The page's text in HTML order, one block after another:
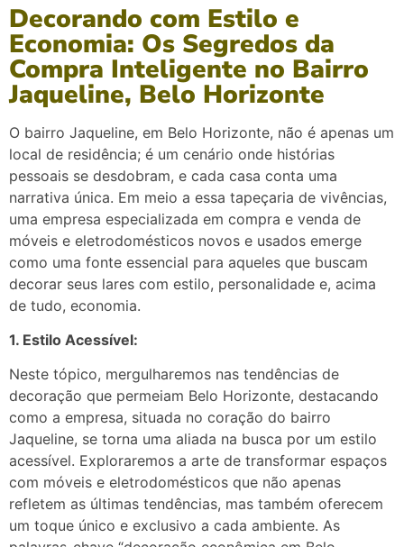
Decorando com Estilo e
Economia: Os Segredos da
Compra Inteligente no Bairro
Jaqueline, Belo Horizonte
O bairro Jaqueline, em Belo Horizonte, não é apenas um
local de residência; é um cenário onde histórias
pessoais se desdobram, e cada casa conta uma
narrativa única. Em meio a essa tapeçaria de vivências,
uma empresa especializada em compra e venda de
móveis e eletrodomésticos novos e usados emerge
como uma fonte essencial para aqueles que buscam
decorar seus lares com estilo, personalidade e, acima
de tudo, economia.
1. Estilo Acessível:
Neste tópico, mergulharemos nas tendências de
decoração que permeiam Belo Horizonte, destacando
como a empresa, situada no coração do bairro
Jaqueline, se torna uma aliada na busca por um estilo
acessível. Exploraremos a arte de transformar espaços
com móveis e eletrodomésticos que não apenas
refletem as últimas tendências, mas também oferecem
um toque único e exclusivo a cada ambiente. As